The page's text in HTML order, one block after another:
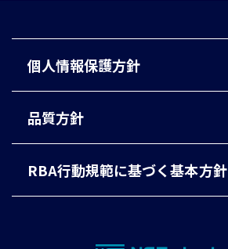
個人情報保護方針
品質方針
RBA行動規範に基づく基本方針